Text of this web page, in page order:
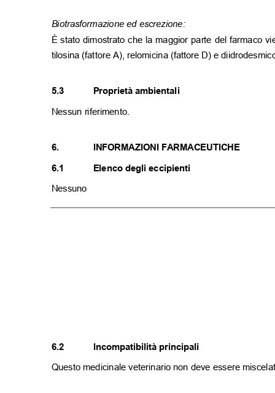
Biotrasformazione ed escrezione:
È stato dimostrato che la maggior parte del farmaco
tilosina (fattore A), relomicina (fattore D) e
5.3 Proprietà ambientali
Nessun riferimento.
6. INFORMAZIONI FARMACEUTICHE
Elenco degli eccipienti
6.1
Nessuno
6.2 Incompatibilità principali
Questo medicinale veterinario non deve essere